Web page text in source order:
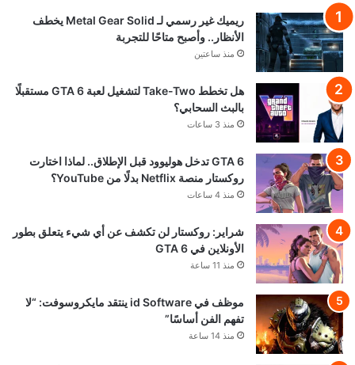
ريميك غير رسمي لـ Metal Gear Solid يخطف
الأنظار.. وأصبح متاحًا للتجربة
منذ ساعتين
هل تخطط Take-Two لتشغيل لعبة GTA 6 مستقبلًا
بالبث السحابي؟
منذ 3 ساعات
GTA 6 تدخل هوليوود قبل الإطلاق.. لماذا اختارت
روكستار منصة Netflix بدلًا من YouTube؟
منذ 4 ساعات
شراير: روكستار لن تكشف عن أي شيء يتعلق بطور
الأونلاين في GTA 6
منذ 11 ساعة
موظف في id Software ينتقد مايكروسوفت: “لا
تفهم الفن أساسًا”
منذ 14 ساعة